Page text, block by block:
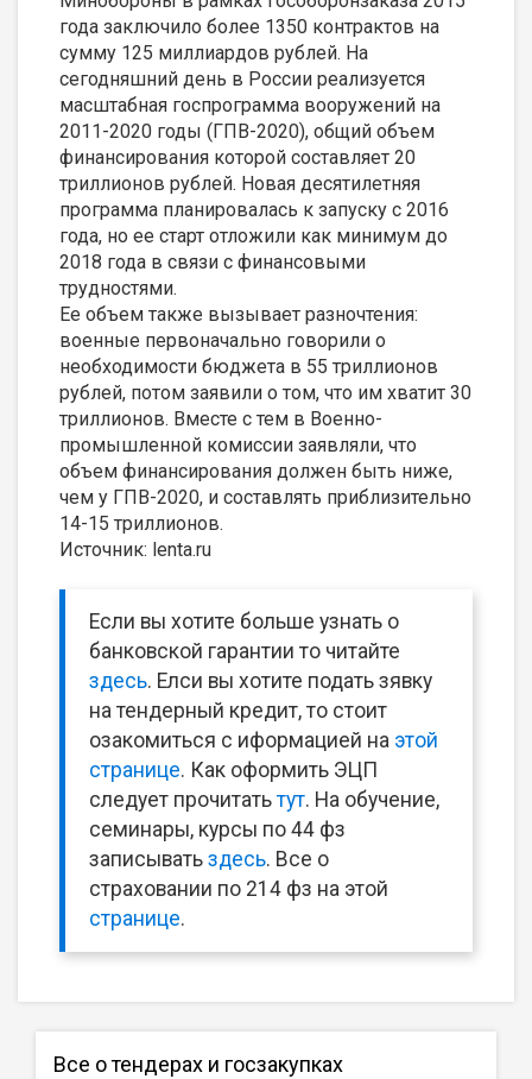
года заключило более 1350 контрактов на
сумму 125 миллиардов рублей. На
сегодняшний день в России реализуется
масштабная госпрограмма вооружений на
2011-2020 годы (ГПВ-2020), общий объем
финансирования которой составляет 20
триллионов рублей. Новая десятилетняя
программа планировалась к запуску с 2016
года, но ее старт отложили как минимум до
2018 года в связи с финансовыми
трудностями.
Ее объем также вызывает разночтения:
военные первоначально говорили о
необходимости бюджета в 55 триллионов
рублей, потом заявили о том, что им хватит 30
триллионов. Вместе с тем в Военно-
промышленной комиссии заявляли, что
объем финансирования должен быть ниже,
чем у ГПВ-2020, и составлять приблизительно
14-15 триллионов.
Источник: lenta.ru
Если вы хотите больше узнать о
банковской гарантии то читайте
здесь. Елси вы хотите подать зявку
на тендерный кредит, то стоит
озакомиться с иформацией на этой
странице. Как оформить ЭЦП
следует прочитать тут. На обучение,
семинары, курсы по 44 фз
записывать здесь. Все о
страховании по 214 фз на этой
странице.
Все о тендерах и госзакупках